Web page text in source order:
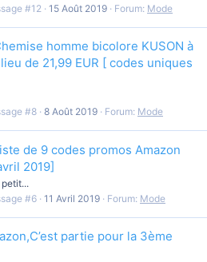
#12 15 Août 2019 Forum: Mode
homme bicolore KUSON à
de 21,99 EUR [ codes uniques
#8 8 Août 2019 Forum: Mode
de 9 codes promos Amazon
2019]
#6 11 Avril 2019 Forum: Mode
partie pour la 3ème